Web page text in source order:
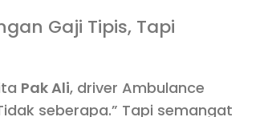
Gaji Tipis, Tapi
Pak Ali, driver Ambulance
seberapa.” Tapi semangat